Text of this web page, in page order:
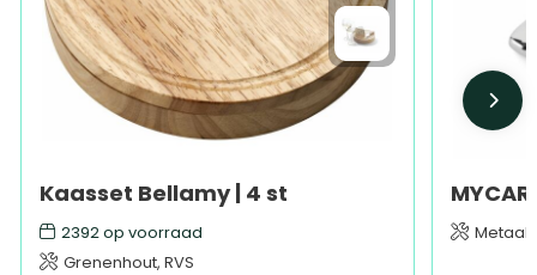
Kaasset Bellamy | 4 st
2392op voorraad
Grenenhout, RVS
Metaal